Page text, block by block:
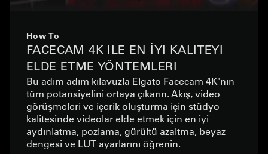
How To
FACECAM 4K ILE EN İYI KALITEYI
ELDE ETME YÖNTEMLERI
Bu adım adım kılavuzla Elgato Facecam 4K'nın
tüm potansiyelini ortaya çıkarın. Akış, video
görüşmeleri ve içerik oluşturma için stüdyo
kalitesinde videolar elde etmek için en iyi
aydınlatma, pozlama, gürültü azaltma, beyaz
dengesi ve LUT ayarlarını öğrenin.